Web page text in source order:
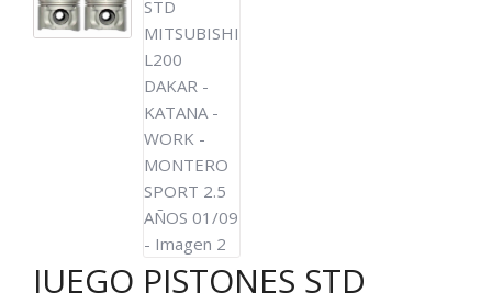
JUEGO PISTONES STD